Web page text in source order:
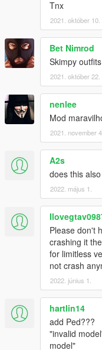
Tnx
2021. október 10.
Bet Nimrod
Skimpy
2021. október 22.
nenlee
Mod
2021. november 4.
A2s
does this
2022. május 1.
Please don't
crashing it
for limitless
not crash
2022. június 1.
hartlin14
add Ped???
"invalid
model"